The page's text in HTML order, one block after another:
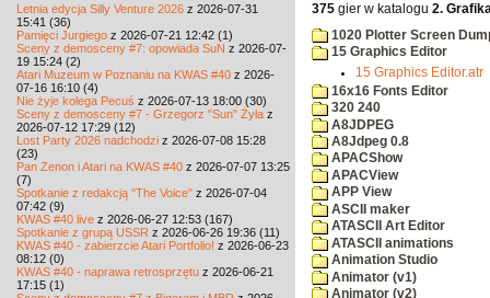
Letnia edycja Silly Venture 2026 z 2026-07-31
15:41 (36)
Pamięci Jurgiego z 2026-07-21 12:42 (1)
Sceny z demosceny #7: opowiada SuN z 2026-07-
19 15:24 (2)
Atari Muzeum w Poznaniu na KWAS #40 z 2026-
07-16 16:10 (4)
Nie żyje kolega Pecuś z 2026-07-13 18:00 (30)
Sceny z demosceny #7 - Grzegorz "Sun" Żyła z
2026-07-12 17:29 (12)
Lost Party 2026 nadchodzi z 2026-07-08 15:28
(23)
Pan Zenon i Atari na KWAS #40 z 2026-07-07 13:25
(7)
Spotkanie z redakcją "The Voice" z 2026-07-04
07:42 (9)
KWAS #40 live z 2026-06-27 12:53 (167)
Spotkanie z grupą USSR z 2026-06-26 19:36 (11)
KWAS #40 - zabierzcie Atari Portfolio! z 2026-06-23
08:12 (0)
KWAS #40 - naprawa retrosprzętu z 2026-06-21
17:15 (1)
375 gier w katalogu 2.
1020 Plotter Screen
15 Graphics Editor
15 Graphics Editor.atr
16x16 Fonts Editor
320 240
A8JDPEG
A8Jdpeg 0.8
APACShow
APACView
APP View
ASCII maker
ATASCII Art Editor
ATASCII animations
Animation Studio
Animator (v1)
Animator (v2)